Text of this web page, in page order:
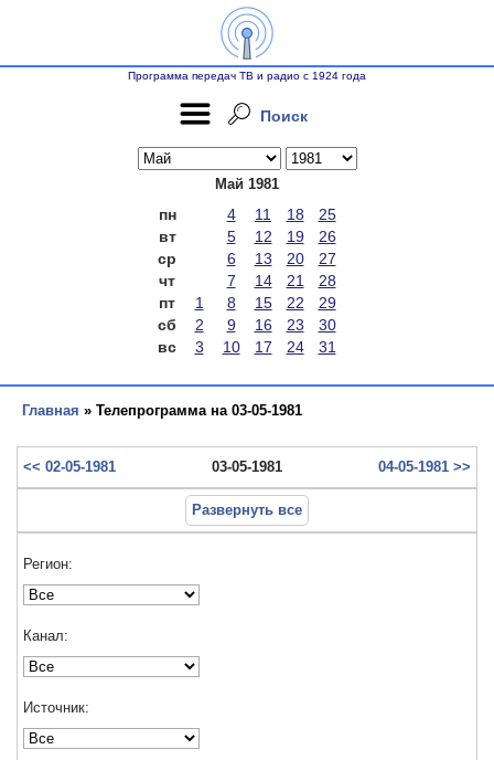
Программа передач ТВ и радио с 1924 года
Поиск
Май 1981
пн 4 11 18
25
вт
5 12 19
26
ср
6 13 20
27
чт
7 14 21
28
пт
1 8 15 22
29
сб
2 9 16 23
30
вс
3 10 17 24 31
Главная » Телепрограмма на 03-05-1981
<< 02-05-1981 03-05-1981 04-05-1981 >>
Развернуть все
Регион:
Канал:
Источник: